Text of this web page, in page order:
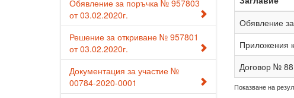
Обявление за поръчка № 957803
от 03.02.2020г.
Решение за откриване № 957801
от 03.02.2020г.
Документация за участие №
00784-2020-0001
Обявление
Приложения
Договор № 88
Показване на